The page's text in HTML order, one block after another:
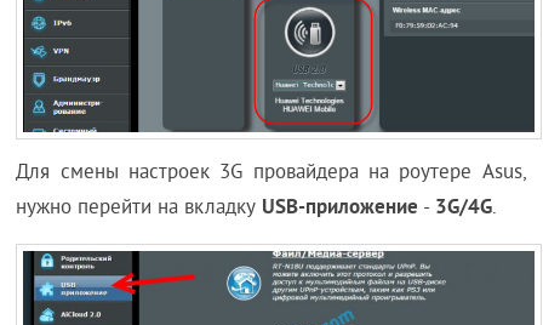
Для смены настроек 3G провайдера на роутере Asus,
нужно перейти на вкладку USB-приложение - 3G/4G.